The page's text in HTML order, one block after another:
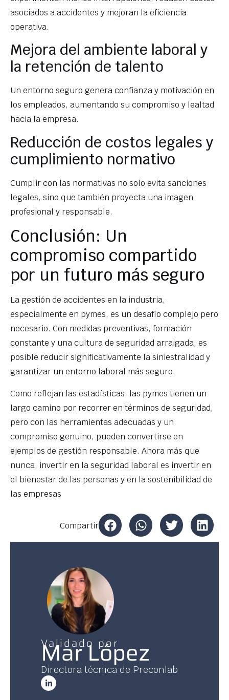
asociados a accidentes y mejoran la eficiencia
operativa.
Mejora del ambiente laboral y
la retención de talento
Un entorno seguro genera confianza y motivación en
los empleados, aumentando su compromiso y lealtad
hacia la empresa.
Reducción de costos legales y
cumplimiento normativo
Cumplir con las normativas no solo evita sanciones
legales, sino que también proyecta una imagen
profesional y responsable.
Conclusión: Un
compromiso compartido
por un futuro más seguro
La gestión de accidentes en la industria,
especialmente en pymes, es un desafío complejo pero
necesario. Con medidas preventivas, formación
constante y una cultura de seguridad arraigada, es
posible reducir significativamente la siniestralidad y
garantizar un entorno laboral más seguro.
Como reflejan las estadísticas, las pymes tienen un
largo camino por recorrer en términos de seguridad,
pero con las herramientas adecuadas y un
compromiso genuino, pueden convertirse en
ejemplos de gestión responsable. Ahora más que
nunca, invertir en la seguridad laboral es invertir en
el bienestar de las personas y en la sostenibilidad de
las empresas
Compartir
Validado por
Mar López
Directora técnica de Preconlab